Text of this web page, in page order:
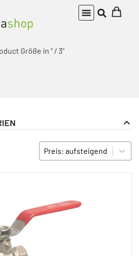
Größe in " / 3"
SORTIEREN
Sort content